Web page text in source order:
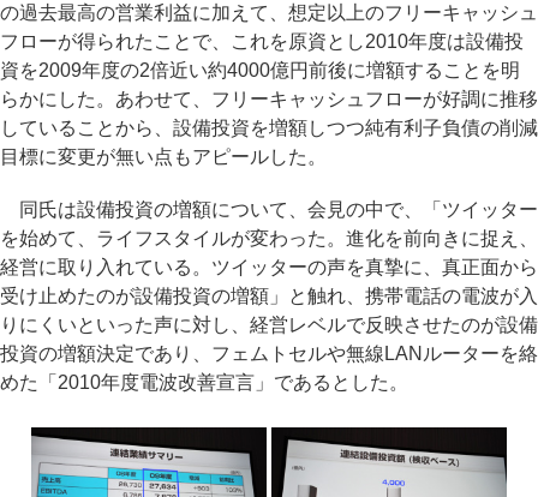
の過去最高の営業利益に加えて、想定以上のフリーキャッシュ
フローが得られたことで、これを原資とし2010年度は設備投
資を2009年度の2倍近い約4000億円前後に増額することを明
らかにした。あわせて、フリーキャッシュフローが好調に推移
していることから、設備投資を増額しつつ純有利子負債の削減
目標に変更が無い点もアピールした。
同氏は設備投資の増額について、会見の中で、「ツイッター
を始めて、ライフスタイルが変わった。進化を前向きに捉え、
経営に取り入れている。ツイッターの声を真摯に、真正面から
受け止めたのが設備投資の増額」と触れ、携帯電話の電波が入
りにくいといった声に対し、経営レベルで反映させたのが設備
投資の増額決定であり、フェムトセルや無線LANルーターを絡
めた「2010年度電波改善宣言」であるとした。